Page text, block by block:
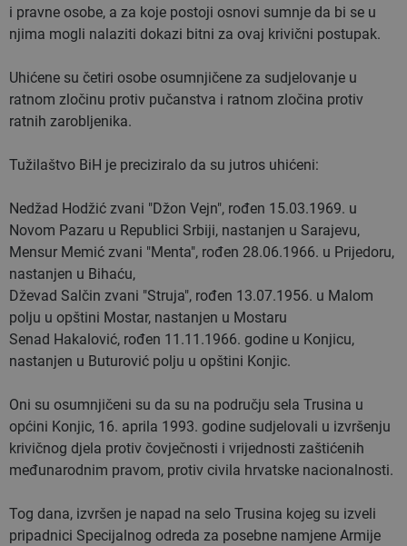
i pravne osobe, a za koje postoji osnovi sumnje da bi se u
njima mogli nalaziti dokazi bitni za ovaj krivični postupak.
Uhićene su četiri osobe osumnjičene za sudjelovanje u
ratnom zločinu protiv pučanstva i ratnom zločina protiv
ratnih zarobljenika.
Tužilaštvo BiH je preciziralo da su jutros uhićeni:
Nedžad Hodžić zvani "Džon Vejn", rođen 15.03.1969. u
Novom Pazaru u Republici Srbiji, nastanjen u Sarajevu,
Mensur Memić zvani "Menta", rođen 28.06.1966. u Prijedoru,
nastanjen u Bihaću,
Dževad Salčin zvani "Struja", rođen 13.07.1956. u Malom
polju u opštini Mostar, nastanjen u Mostaru
Senad Hakalović, rođen 11.11.1966. godine u Konjicu,
nastanjen u Buturović polju u opštini Konjic.
Oni su osumnjičeni su da su na području sela Trusina u
općini Konjic, 16. aprila 1993. godine sudjelovali u izvršenju
krivičnog djela protiv čovječnosti i vrijednosti zaštićenih
međunarodnim pravom, protiv civila hrvatske nacionalnosti.
Tog dana, izvršen je napad na selo Trusina kojeg su izveli
pripadnici Specijalnog odreda za posebne namjene Armije